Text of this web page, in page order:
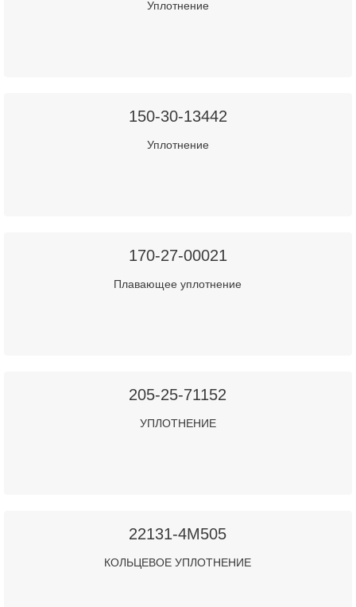
Уплотнение
150-30-13442
Уплотнение
170-27-00021
Плавающее уплотнение
205-25-71152
УПЛОТНЕНИЕ
22131-4M505
КОЛЬЦЕВОЕ УПЛОТНЕНИЕ